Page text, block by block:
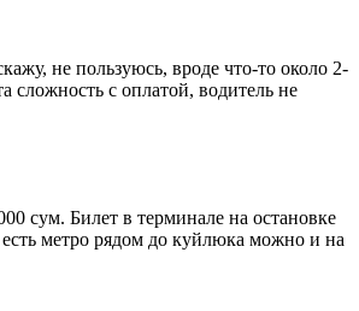
не пользуюсь, вроде что-то около 2-
сложность с оплатой, водитель не
сум. Билет в терминале на остановке
метро рядом до куйлюка можно и на